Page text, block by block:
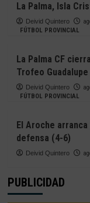
La Palma, Isla
Deivid Quintero
FÚTBOL PROVINCIAL
La Palma CF
Trofeo
Deivid Quintero
FÚTBOL PROVINCIAL
El Aroche
defensa (4-6)
Deivid Quintero
PUBLICIDAD